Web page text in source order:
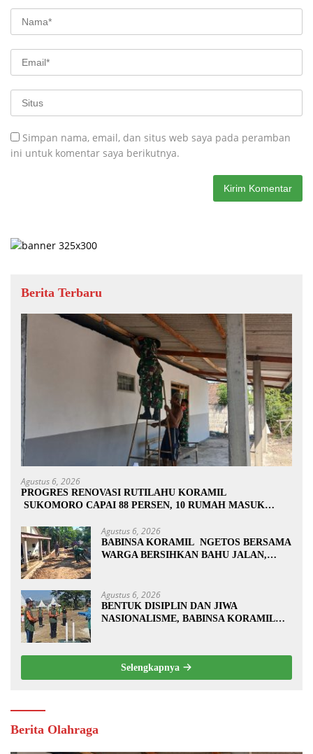
Simpan nama, email, dan situs web saya pada peramban
ini untuk komentar saya berikutnya.
Berita Terbaru
Agustus 6, 2026
PROGRES RENOVASI RUTILAHU KORAMIL
SUKOMORO CAPAI 88 PERSEN, 10 RUMAH MASUK
Agustus 6, 2026
BABINSA KORAMIL NGETOS BERSAMA
WARGA BERSIHKAN BAHU JALAN,
Agustus 6, 2026
BENTUK DISIPLIN DAN JIWA
NASIONALISME, BABINSA KORAMIL
Selengkapnya
Berita Olahraga